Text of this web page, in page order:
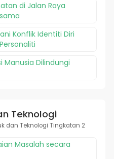
di Jalan Raya
Konflik Identiti Diri
Manusia Dilindungi
Teknologi
dan Teknologi Tingkatan 2
Masalah secara